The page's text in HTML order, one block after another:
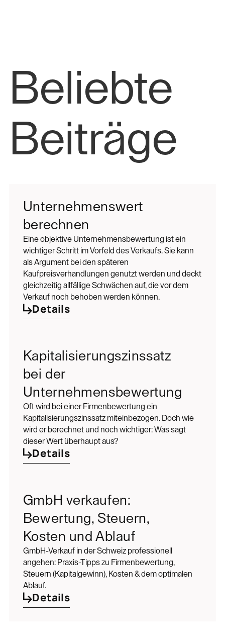
Beliebte
Beiträge
Unternehmenswert
berechnen
Eine objektive Unternehmensbewertung ist ein
wichtiger Schritt im Vorfeld des Verkaufs. Sie kann
als Argument bei den späteren
Kaufpreisverhandlungen genutzt werden und deckt
gleichzeitig allfällige Schwächen auf, die vor dem
Verkauf noch behoben werden können.
Details
Kapitalisierungszinssatz
bei der
Unternehmensbewertung
Oft wird bei einer Firmenbewertung ein
Kapitalisierungszinssatz miteinbezogen. Doch wie
wird er berechnet und noch wichtiger: Was sagt
dieser Wert überhaupt aus?
Details
GmbH verkaufen:
Bewertung, Steuern,
Kosten und Ablauf
GmbH-Verkauf in der Schweiz professionell
angehen: Praxis-Tipps zu Firmenbewertung,
Steuern (Kapitalgewinn), Kosten & dem optimalen
Ablauf.
Details